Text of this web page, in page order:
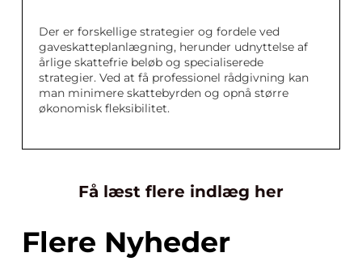
Der er forskellige strategier og fordele ved
gaveskatteplanlægning, herunder udnyttelse af
årlige skattefrie beløb og specialiserede
strategier. Ved at få professionel rådgivning kan
man minimere skattebyrden og opnå større
økonomisk fleksibilitet.
Få læst flere indlæg her
Flere Nyheder